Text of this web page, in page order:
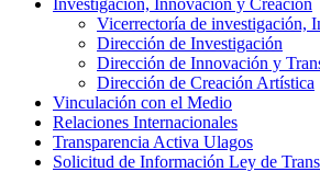
Investigación, Innovación y Creación
Vicerrectoría de investigación,
Dirección de Investigación
Dirección de Innovación y
Dirección de Creación Artística
Vinculación con el Medio
Relaciones Internacionales
Transparencia Activa Ulagos
Solicitud de Información Ley de